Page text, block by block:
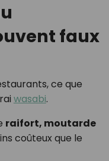
faux
ce que
wasabi.
raifort, moutarde
coûteux que le